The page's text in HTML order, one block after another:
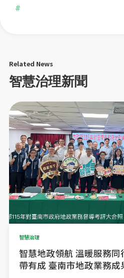
#
Related News
智慧治理新聞
智慧地政領航 溫暖服務
帶有成 臺南市地政業務
智慧治理